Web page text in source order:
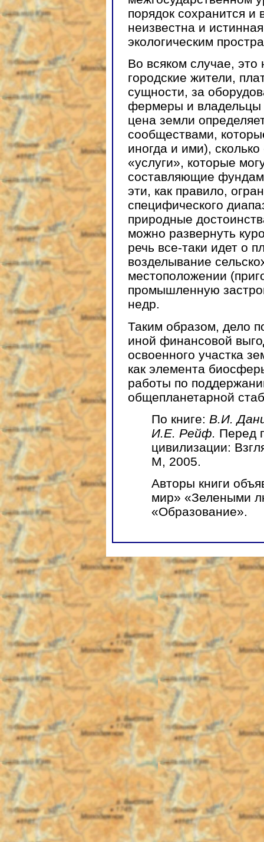
порядок сохранится
неизвестна и
экологическим
Во всяком случае,
городские жители,
сущности, за
фермеры и
цена земли
сообществами,
иногда и ими),
«услуги», которые
составляющие
эти, как правило,
специфического
природные
можно развернуть
речь все-таки идет о
возделывание
местоположении
промышленную
недр.
Таким образом, дело
иной финансовой
освоенного участка
как элемента
работы по
общепланетарной
По книге: В.И.
И.Е. Рейф. Перед
цивилизации:
М, 2005.
Авторы книги
мир» «Зелеными
«Образование».